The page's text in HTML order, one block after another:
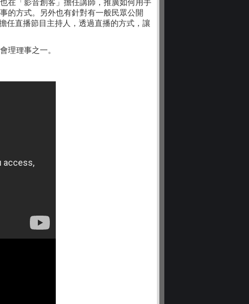
在「影音創客」擔任講師，推廣如何用手
的方式。另外也有針對有一般民眾公開
任直播節目主持人，透過直播的方式，讓
理理事之一。